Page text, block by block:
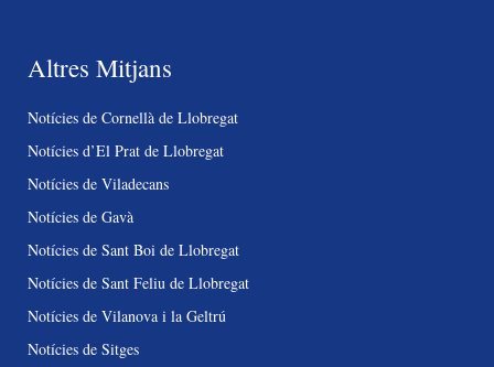
Altres Mitjans
Notícies de Cornellà de Llobregat
Notícies d’El Prat de Llobregat
Notícies de Viladecans
Notícies de Gavà
Notícies de Sant Boi de Llobregat
Notícies de Sant Feliu de Llobregat
Notícies de Vilanova i la Geltrú
Notícies de Sitges